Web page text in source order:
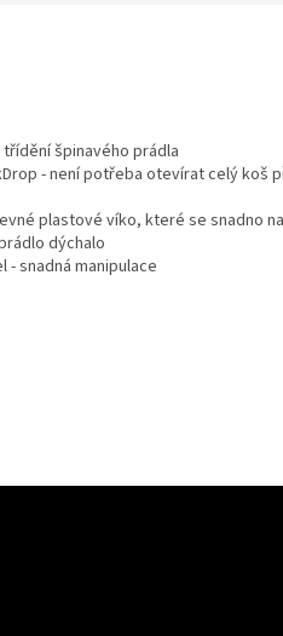
špinavého prádla
- není potřeba otevírat celý koš
plastové víko, které se snadno
dýchalo
snadná manipulace